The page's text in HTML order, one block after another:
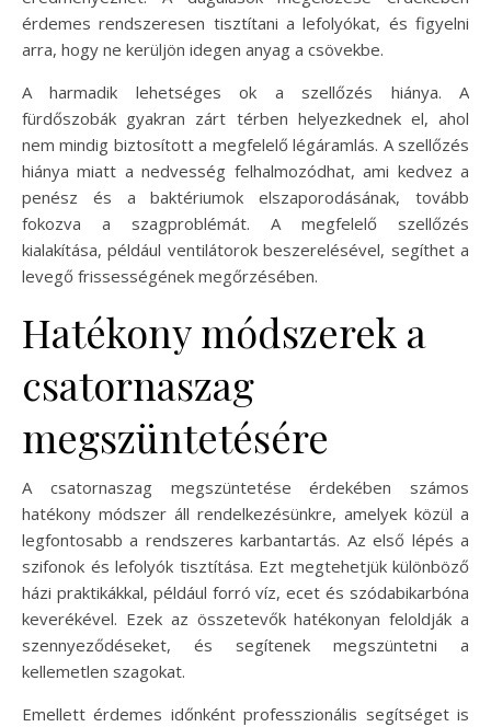
érdemes rendszeresen tisztítani a lefolyókat, és figyelni
arra, hogy ne kerüljön idegen anyag a csövekbe.
A harmadik lehetséges ok a szellőzés hiánya. A
fürdőszobák gyakran zárt térben helyezkednek el, ahol
nem mindig biztosított a megfelelő légáramlás. A szellőzés
hiánya miatt a nedvesség felhalmozódhat, ami kedvez a
penész és a baktériumok elszaporodásának, tovább
fokozva a szagproblémát. A megfelelő szellőzés
kialakítása, például ventilátorok beszerelésével, segíthet a
levegő frissességének megőrzésében.
Hatékony módszerek a
csatornaszag
megszüntetésére
A csatornaszag megszüntetése érdekében számos
hatékony módszer áll rendelkezésünkre, amelyek közül a
legfontosabb a rendszeres karbantartás. Az első lépés a
szifonok és lefolyók tisztítása. Ezt megtehetjük különböző
házi praktikákkal, például forró víz, ecet és szódabikarbóna
keverékével. Ezek az összetevők hatékonyan feloldják a
szennyeződéseket, és segítenek megszüntetni a
kellemetlen szagokat.
Emellett érdemes időnként professzionális segítséget is